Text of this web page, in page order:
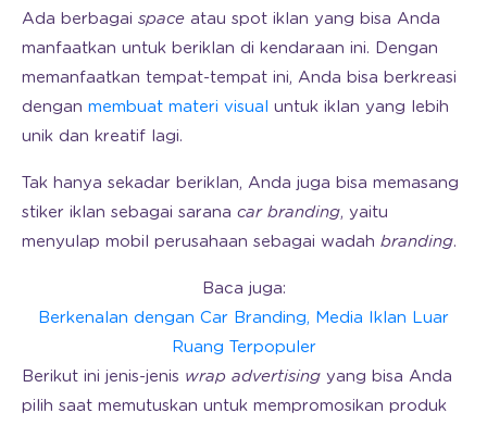
Ada berbagai space atau spot iklan yang bisa Anda
manfaatkan untuk beriklan di kendaraan ini. Dengan
memanfaatkan tempat-tempat ini, Anda bisa berkreasi
dengan membuat materi visual
untuk iklan yang lebih
unik dan kreatif lagi.
Tak hanya sekadar beriklan, Anda juga bisa memasang
stiker iklan sebagai sarana car branding, yaitu
menyulap mobil perusahaan sebagai wadah branding.
Baca juga:
Berkenalan dengan Car Branding, Media Iklan Luar
Ruang Terpopuler
Berikut ini jenis-jenis wrap advertising yang bisa Anda
pilih saat memutuskan untuk mempromosikan produk